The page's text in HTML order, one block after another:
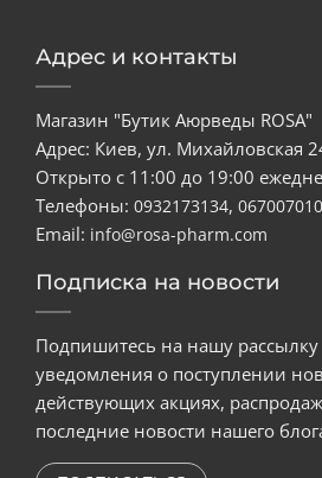
Адрес и контакты
Магазин "Бутик Аюрведы ROSA"
Адрес: Киев, ул. Михайловская
Открыто с 11:00 до 19:00
Телефоны: 0932173134,
Email: info@rosa-pharm.com
Подписка на новости
Подпишитесь на нашу рассылку
уведомления о поступлении
действующих акциях,
последние новости нашего